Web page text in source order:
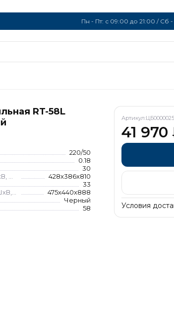
Пн - Пт: с 09:00 до 21:00 / Сб
RT-58L
220/50
0.18
30
428x386x810
33
475x440x888
Черный
58
Артикул:
41 970
Условия